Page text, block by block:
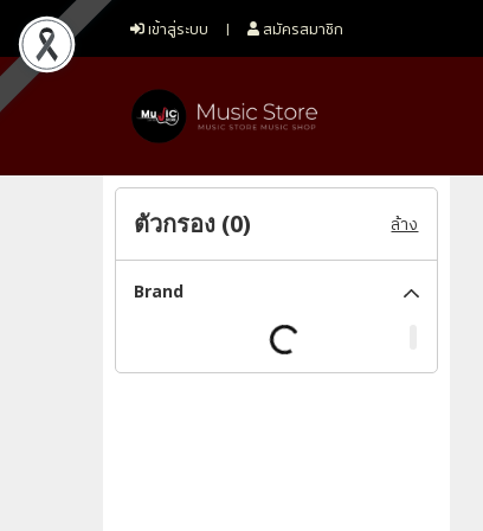
เข้าสู่ระบบ สมัครสมาชิก
ตัวกรอง (0) ล้าง
Brand